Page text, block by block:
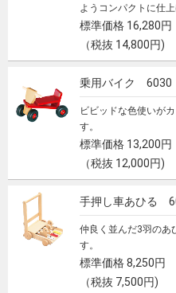
ようコンパクトに仕上
標準価格 16,280円
（税抜 14,800円)
乗用バイク 6030
ビビッドな色使いが
す。
標準価格 13,200円
（税抜 12,000円)
手押し車あひる
仲良く並んだ3羽のあ
す。
標準価格 8,250円
（税抜 7,500円)